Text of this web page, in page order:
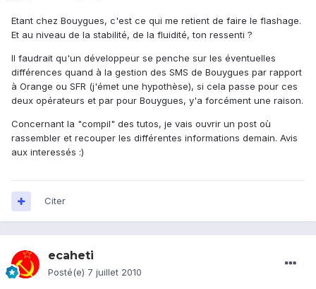
Etant chez Bouygues, c'est ce qui me retient de faire le flashage.
Et au niveau de la stabilité, de la fluidité, ton ressenti ?
Il faudrait qu'un développeur se penche sur les éventuelles
différences quand à la gestion des SMS de Bouygues par rapport
à Orange ou SFR (j'émet une hypothèse), si cela passe pour ces
deux opérateurs et par pour Bouygues, y'a forcément une raison.
Concernant la "compil" des tutos, je vais ouvrir un post où
rassembler et recouper les différentes informations demain. Avis
aux interessés :)
Citer
ecaheti
Posté(e) 7 juillet 2010